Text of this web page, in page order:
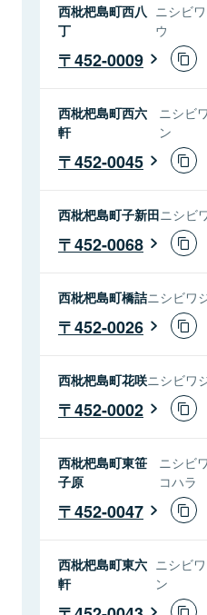
西枇杷島町西八
丁
ニシビ
ウ
452-0009
西枇杷島町西六
軒
ニシビ
ン
452-0045
西枇杷島町子新田ニシビ
452-0068
西枇杷島町橋詰ニシビワ
452-0026
西枇杷島町花咲ニシビワ
452-0002
西枇杷島町東笹
子原
ニシビ
コハラ
452-0047
西枇杷島町東六
軒
ニシビ
ン